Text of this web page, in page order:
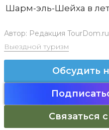
Шарм-эль-Шейха в
Автор: Редакция TourDom.ru
Выездной туризм
Обсудить
Связаться